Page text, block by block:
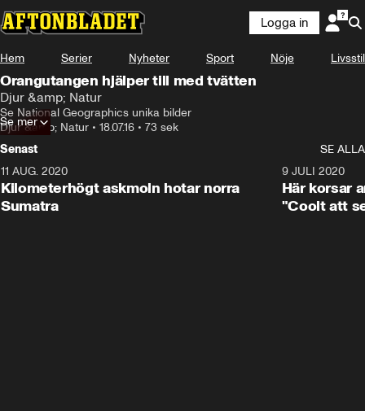
Logga in
Hem Serier Nyheter Sport Nöje Livsstil
Orangutangen hjälper till med tvätten
Djur &amp; Natur
Se National Geographics unika bilder
Djur &amp; Natur • 18.07.16 • 73 sek
Se mer
Senast
SE ALLA
11 AUG. 2020
Kilometerhögt askmoln hotar norra
Sumatra
9 JULI 2020
Här korsar
"Coolt att